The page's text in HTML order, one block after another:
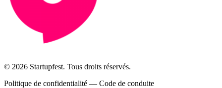
© 2026 Startupfest. Tous droits réservés.
Politique de confidentialité — Code de conduite